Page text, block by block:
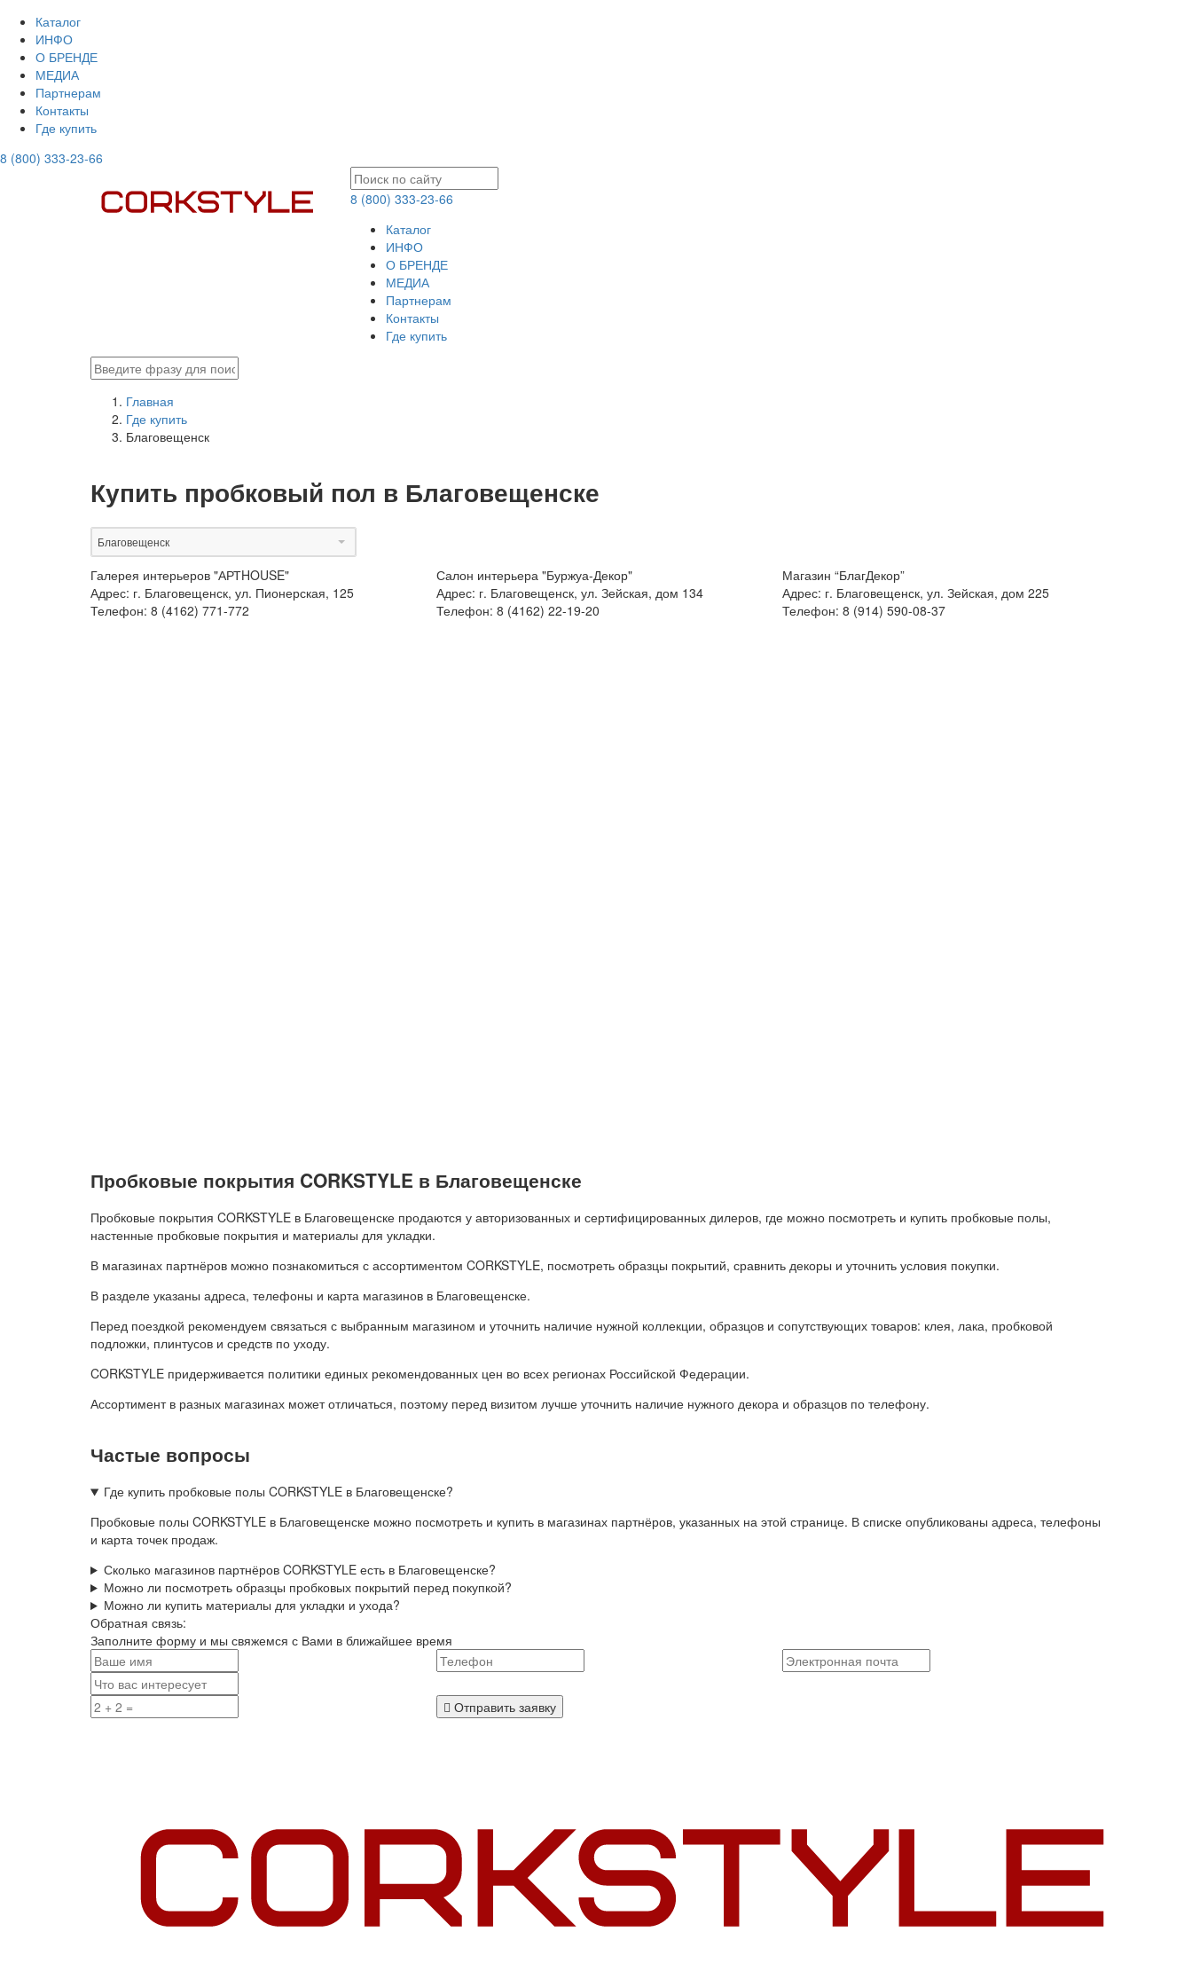
Каталог
ИНФО
О БРЕНДЕ
МЕДИА
Партнерам
Контакты
Где купить
8 (800) 333-23-66
8 (800) 333-23-66
Каталог
ИНФО
О БРЕНДЕ
МЕДИА
Партнерам
Контакты
Где купить
Главная
Где купить
Благовещенск
Купить пробковый пол в Благовещенске
Благовещенск
Галерея интерьеров "АРТHOUSE"
Адрес: г. Благовещенск, ул. Пионерская, 125
Телефон: 8 (4162) 771-772
Салон интерьера "Буржуа-Декор"
Адрес: г. Благовещенск, ул. Зейская, дом 134
Телефон: 8 (4162) 22-19-20
Магазин “БлагДекор”
Адрес: г. Благовещенск, ул. Зейская, дом 225
Телефон: 8 (914) 590-08-37
Пробковые покрытия CORKSTYLE в Благовещенске
Пробковые покрытия CORKSTYLE в Благовещенске продаются у авторизованных и сертифицированных дилеров, где можно посмотреть и купить пробковые полы,
настенные пробковые покрытия и материалы для укладки.
В магазинах партнёров можно познакомиться с ассортиментом CORKSTYLE, посмотреть образцы покрытий, сравнить декоры и уточнить условия покупки.
В разделе указаны адреса, телефоны и карта магазинов в Благовещенске.
Перед поездкой рекомендуем связаться с выбранным магазином и уточнить наличие нужной коллекции, образцов и сопутствующих товаров: клея, лака, пробковой
подложки, плинтусов и средств по уходу.
CORKSTYLE придерживается политики единых рекомендованных цен во всех регионах Российской Федерации.
Ассортимент в разных магазинах может отличаться, поэтому перед визитом лучше уточнить наличие нужного декора и образцов по телефону.
Частые вопросы
Где купить пробковые полы CORKSTYLE в Благовещенске?
Пробковые полы CORKSTYLE в Благовещенске можно посмотреть и купить в магазинах партнёров, указанных на этой странице. В списке опубликованы адреса, телефоны
и карта точек продаж.
Сколько магазинов партнёров CORKSTYLE есть в Благовещенске?
Можно ли посмотреть образцы пробковых покрытий перед покупкой?
Можно ли купить материалы для укладки и ухода?
Обратная связь:
Заполните форму и мы свяжемся с Вами в ближайшее время
Отправить заявку